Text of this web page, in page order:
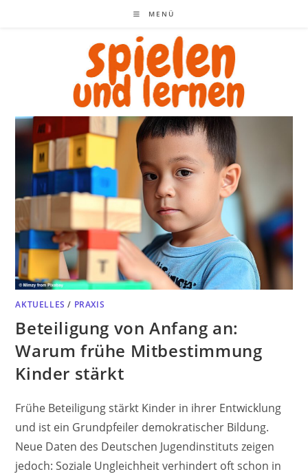
MENÜ
AKTUELLES / PRAXIS
Beteiligung von Anfang an:
Warum frühe Mitbestimmung
Kinder stärkt
Frühe Beteiligung stärkt Kinder in ihrer Entwicklung
und ist ein Grundpfeiler demokratischer Bildung.
Neue Daten des Deutschen Jugendinstituts zeigen
jedoch: Soziale Ungleichheit verhindert oft schon in